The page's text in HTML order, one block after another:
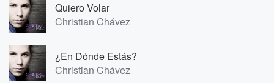
Quiero Volar
Christian Chávez
¿En Dónde Estás?
Christian Chávez